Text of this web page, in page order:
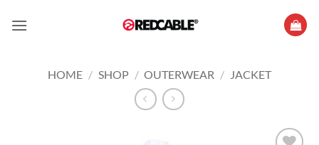
HOME / SHOP / OUTERWEAR / JACKET